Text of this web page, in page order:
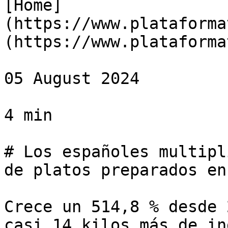
[Home]
(https://
(https://
05 August 2024
4 min
# Los españoles
de platos preparados
Crece un 514,8 %